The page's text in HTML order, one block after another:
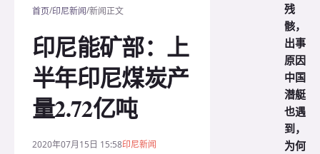
首页/印尼新闻/新闻正文
印尼能矿部：上
半年印尼煤炭产
量2.72亿吨
2020年07月15日 15:58印尼新闻
残
骸，
出事
原因
中国
潜艇
也遇
到，
为何